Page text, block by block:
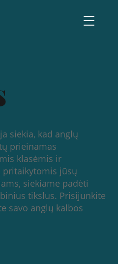
siekia, kad anglų
prieinamas
klasėmis ir
pritaikytomis jūsų
siekiame padėti
tikslus. Prisijunkite
savo anglų kalbos